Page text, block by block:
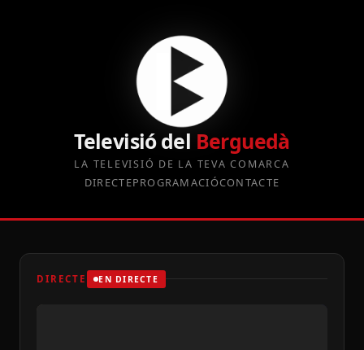
Televisió del Berguedà
LA TELEVISIÓ DE LA TEVA COMARCA
DIRECTEPROGRAMACIÓCONTACTE
DIRECTE EN DIRECTE